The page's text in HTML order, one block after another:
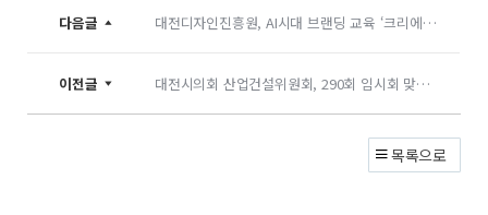
다음글 대전디자인진흥원, AI시대 브랜딩 교육 ‘크리에이티브 저니’ 성료
이전글 대전시의회 산업건설위원회, 290회 임시회 맞아 현장 방문
목록으로